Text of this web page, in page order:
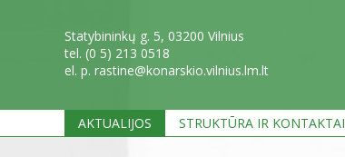
AKTUALIJOS STRUKTŪRA IR KONTAKTAI
Statybininkų g. 5, 03200 Vilnius
tel. (0 5) 213 0518
el. p. rastine@konarskio.vilnius.lm.lt